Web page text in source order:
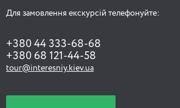
Для замовлення екскурсій телефонуйте:
+380 44 333-68-68
+380 68 121-44-58
tour@interesniy.kiev.ua